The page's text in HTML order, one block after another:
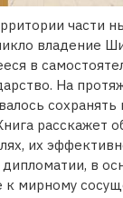
части
владение
в
На
расскажет
их
в
к мирному